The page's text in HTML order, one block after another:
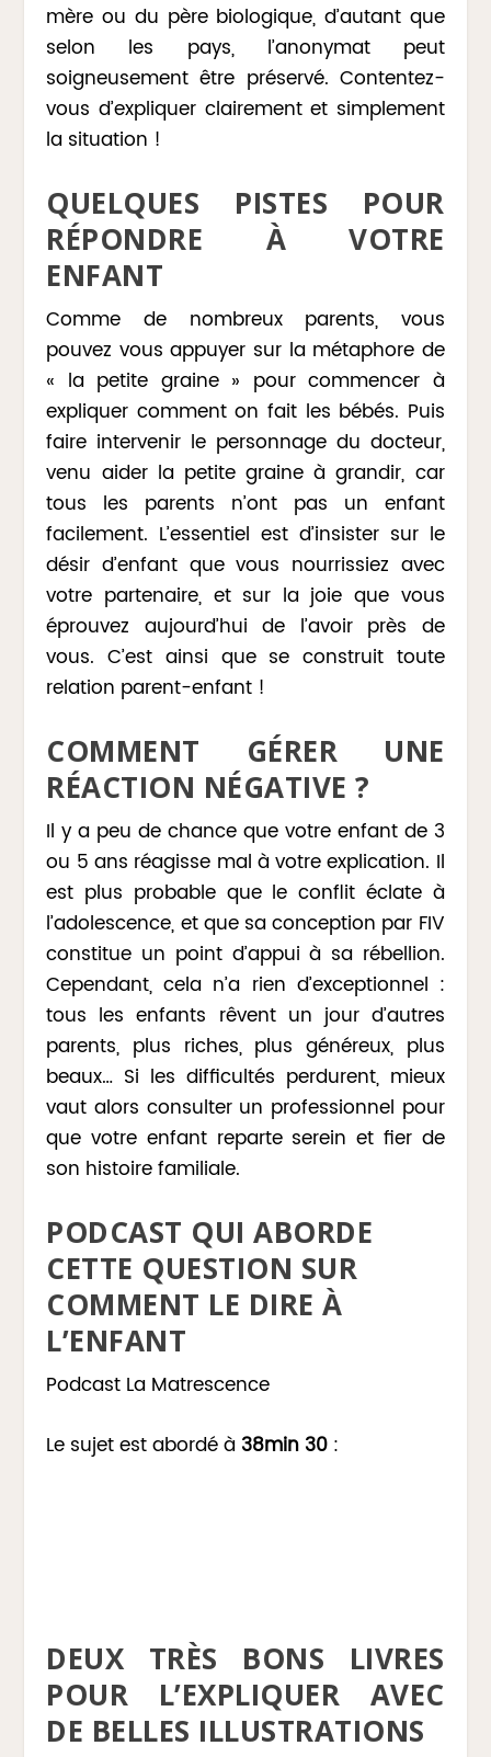
mère ou du père biologique, d’autant que
selon les pays, l’anonymat peut
soigneusement être préservé. Contentez-
vous d’expliquer clairement et simplement
la situation !
QUELQUES PISTES POUR
RÉPONDRE À VOTRE
ENFANT
Comme de nombreux parents, vous
pouvez vous appuyer sur la métaphore de
« la petite graine » pour commencer à
expliquer comment on fait les bébés. Puis
faire intervenir le personnage du docteur,
venu aider la petite graine à grandir, car
tous les parents n’ont pas un enfant
facilement. L’essentiel est d’insister sur le
désir d’enfant que vous nourrissiez avec
votre partenaire, et sur la joie que vous
éprouvez aujourd’hui de l’avoir près de
vous. C’est ainsi que se construit toute
relation parent-enfant !
COMMENT GÉRER UNE
RÉACTION NÉGATIVE ?
Il y a peu de chance que votre enfant de 3
ou 5 ans réagisse mal à votre explication. Il
est plus probable que le conflit éclate à
l’adolescence, et que sa conception par FIV
constitue un point d’appui à sa rébellion.
Cependant, cela n’a rien d’exceptionnel :
tous les enfants rêvent un jour d’autres
parents, plus riches, plus généreux, plus
beaux… Si les difficultés perdurent, mieux
vaut alors consulter un professionnel pour
que votre enfant reparte serein et fier de
son histoire familiale.
PODCAST QUI ABORDE
CETTE QUESTION SUR
COMMENT LE DIRE À
L’ENFANT
Podcast La Matrescence
Le sujet est abordé à 38min 30 :
DEUX TRÈS BONS LIVRES
POUR L’EXPLIQUER AVEC
DE BELLES ILLUSTRATIONS